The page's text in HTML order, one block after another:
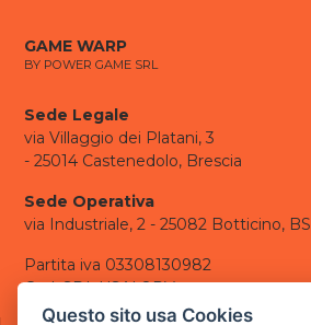
GAME WARP
BY POWER GAME SRL
Sede Legale
via Villaggio dei Platani, 3
- 25014 Castenedolo, Brescia
Sede Operativa
via Industriale, 2 - 25082 Botticino, BS
Partita iva 03308130982
Cod. SDI: USAL8PV
Questo sito usa Cookies